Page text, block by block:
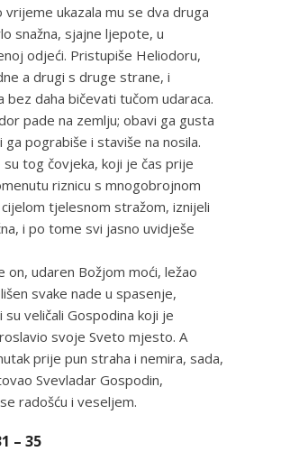
vrijeme ukazala mu se dva druga
snažna, sjajne ljepote, u
odjeći. Pristupiše Heliodoru,
a drugi s druge strane, i
bez daha bičevati tučom udaraca.
pade na zemlju; obavi ga gusta
ga pograbiše i staviše na nosila.
su tog čovjeka, koji je čas prije
riznicu s mnogobrojnom
tjelesnom stražom, iznijeli
i po tome svi jasno uvidješe
on, udaren Božjom moći, ležao
svake nade u spasenje,
su veličali Gospodina koji je
svoje Sveto mjesto. A
prije pun straha i nemira, sada,
Svevladar Gospodin,
radošću i veseljem.
– 35